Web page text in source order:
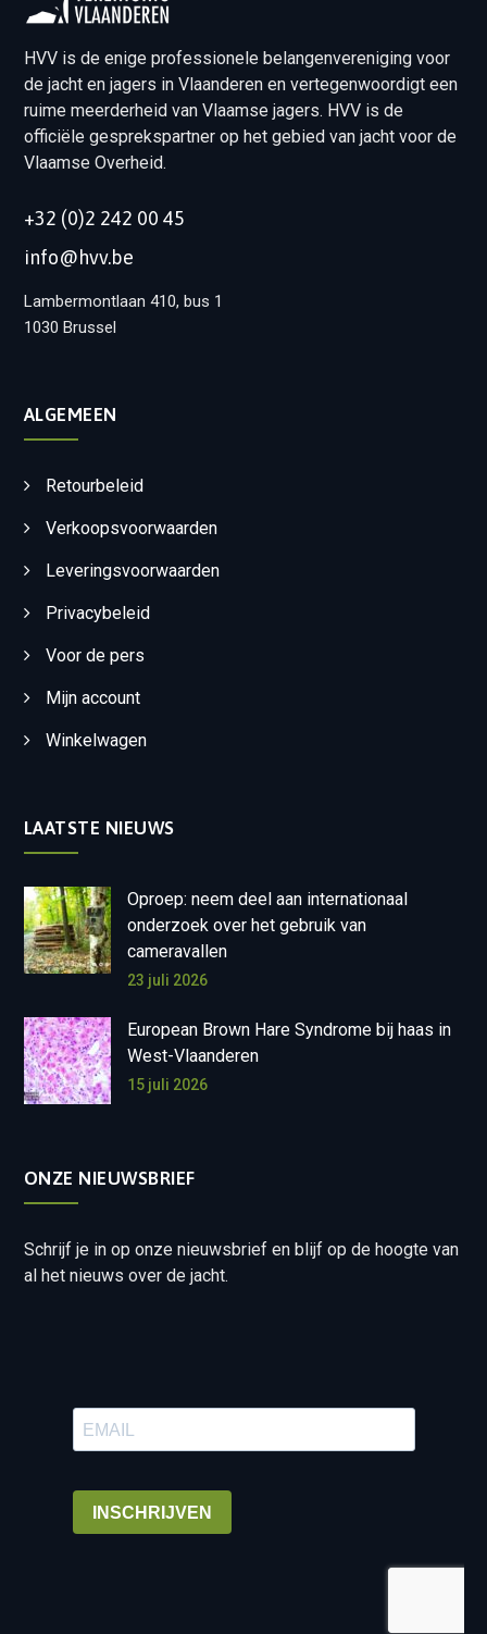
HVV is de enige professionele belangenvereniging voor
de jacht en jagers in Vlaanderen en vertegenwoordigt een
ruime meerderheid van Vlaamse jagers. HVV is de
officiële gesprekspartner op het gebied van jacht voor de
Vlaamse Overheid.
+32 (0)2 242 00 45
info@hvv.be
Lambermontlaan 410, bus 1
1030 Brussel
ALGEMEEN
Retourbeleid
Verkoopsvoorwaarden
Leveringsvoorwaarden
Privacybeleid
Voor de pers
Mijn account
Winkelwagen
LAATSTE NIEUWS
Oproep: neem deel aan internationaal
onderzoek over het gebruik van
cameravallen
23 juli 2026
European Brown Hare Syndrome bij haas in
West-Vlaanderen
15 juli 2026
ONZE NIEUWSBRIEF
Schrijf je in op onze nieuwsbrief en blijf op de hoogte van
al het nieuws over de jacht.